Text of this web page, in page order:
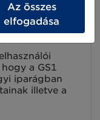
a GS1
iparágban
illetve a
ismeretében
megoldások
Az összes
elfogadása